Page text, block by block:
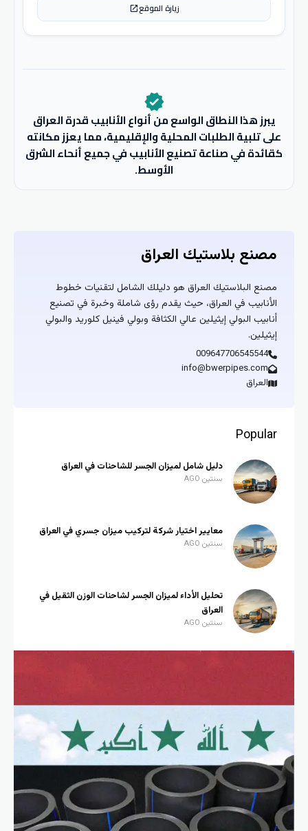
زيارة الموقعopen_in_new
verified
يبرز هذا النطاق الواسع من أنواع الأنابيب قدرة العراق
على تلبية الطلبات المحلية والإقليمية، مما يعزز مكانته
كقائدة في صناعة تصنيع الأنابيب في جميع أنحاء الشرق
الأوسط.
مصنع بلاستيك العراق
مصنع البلاستيك العراق هو دليلك الشامل لتقنيات خطوط
الأنابيب في العراق، حيث يقدم رؤى شاملة وخبرة في تصنيع
أنابيب البولي إيثيلين عالي الكثافة وبولي فينيل كلوريد والبولي
إيثيلين.
009647706545544
info@bwerpipes.com
العراق
Popular
دليل شامل لميزان الجسر للشاحنات في العراق
سنتين AGO
معايير اختيار شركة لتركيب ميزان جسري في العراق
سنتين AGO
تحليل الأداء لميزان الجسر لشاحنات الوزن الثقيل في
العراق
سنتين AGO